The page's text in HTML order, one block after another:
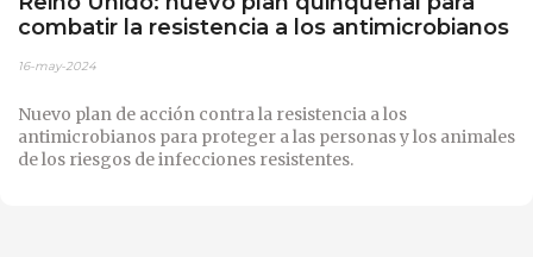
combatir la resistencia a los antimicrobianos
16-may-2024
Nuevo plan de acción contra la resistencia a los
antimicrobianos para proteger a las personas y los animales
de los riesgos de infecciones resistentes.